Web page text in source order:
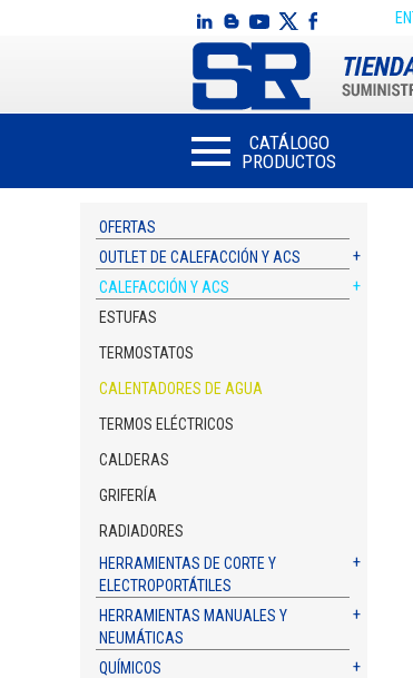
CATÁLOGO
PRODUCTOS
OFERTAS
OUTLET DE CALEFACCIÓN Y ACS
CALEFACCIÓN Y ACS
ESTUFAS
TERMOSTATOS
CALENTADORES DE AGUA
TERMOS ELÉCTRICOS
CALDERAS
GRIFERÍA
RADIADORES
HERRAMIENTAS DE CORTE Y
ELECTROPORTÁTILES
HERRAMIENTAS MANUALES Y
NEUMÁTICAS
QUÍMICOS